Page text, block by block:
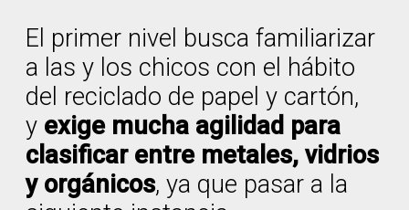
El primer nivel busca familiarizar
a las y los chicos con el hábito
del reciclado de papel y cartón,
y exige mucha agilidad para
clasificar entre metales, vidrios
y orgánicos, ya que pasar a la